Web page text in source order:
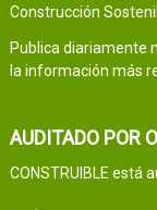
Construcción
Publica diariamente
la información más
AUDITADO POR
CONSTRUIBLE está